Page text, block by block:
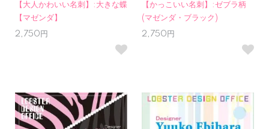
【大人かわいい名刺】:大きな蝶
【マゼンダ】
2,750円
【かっこいい名刺】:ゼブラ柄
(マゼンダ・ブラック)
2,750円